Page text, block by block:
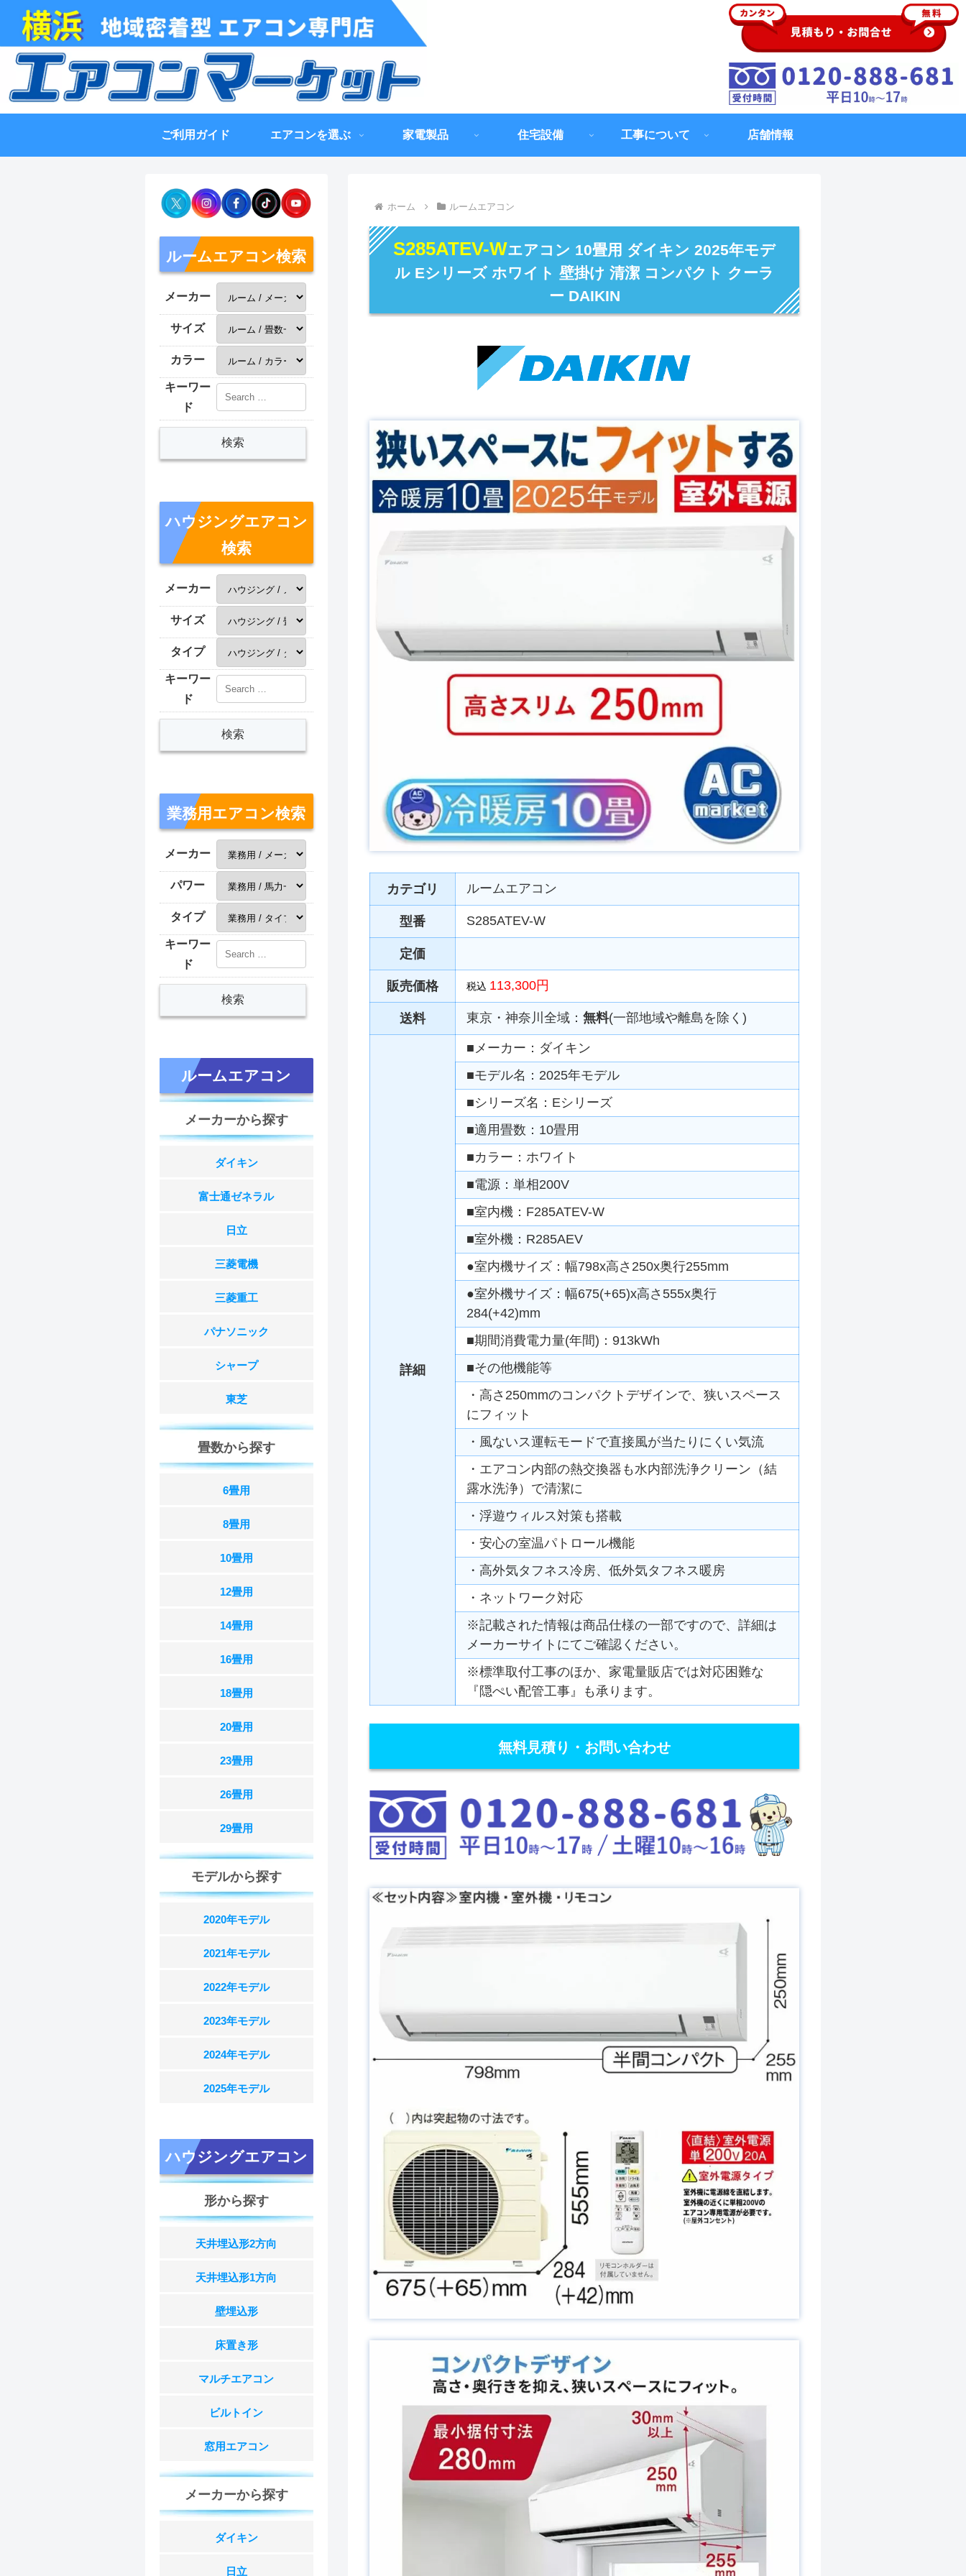
ご利用ガイド エアコンを選ぶ 家電製品 住宅設備 工事について 店舗情報
ホーム ルームエアコン
S285ATEV-Wエアコン 10畳用 ダイキン 2025年モデ
ル Eシリーズ ホワイト 壁掛け 清潔 コンパクト クーラ
ー DAIKIN
カテゴリ ルームエアコン
型番 S285ATEV-W
定価
販売価格 税込 113,300円
送料 東京・神奈川全域： 無料(一部地域や離島を除く)
詳細
■メーカー：ダイキン
■モデル名：2025年モデル
■シリーズ名：Eシリーズ
■適用畳数：10畳用
■カラー：ホワイト
■電源：単相200V
■室内機：F285ATEV-W
■室外機：R285AEV
●室内機サイズ：幅798x高さ250x奥行255mm
●室外機サイズ：幅675(+65)x高さ555x奥行
284(+42)mm
■期間消費電力量(年間)：913kWh
■その他機能等
・高さ250mmのコンパクトデザインで、狭いスペース
にフィット
・風ないス運転モードで直接風が当たりにくい気流
・エアコン内部の熱交換器も水内部洗浄クリーン（結
露水洗浄）で清潔に
・浮遊ウィルス対策も搭載
・安心の室温パトロール機能
・高外気タフネス冷房、低外気タフネス暖房
・ネットワーク対応
※記載された情報は商品仕様の一部ですので、詳細は
メーカーサイトにてご確認ください。
※標準取付工事のほか、家電量販店では対応困難な
『隠ぺい配管工事』も承ります。
無料見積り・お問い合わせ
ルームエアコン検索
メーカー
サイズ
カラー
キーワー
ド
ハウジングエアコン
検索
メーカー
サイズ
タイプ
キーワー
ド
業務用エアコン検索
メーカー
パワー
タイプ
キーワー
ド
ルームエアコン
メーカーから探す
ダイキン
富士通ゼネラル
日立
三菱電機
三菱重工
パナソニック
シャープ
東芝
畳数から探す
6畳用
8畳用
10畳用
12畳用
14畳用
16畳用
18畳用
20畳用
23畳用
26畳用
29畳用
モデルから探す
2020年モデル
2021年モデル
2022年モデル
2023年モデル
2024年モデル
2025年モデル
ハウジングエアコン
形から探す
天井埋込形2方向
天井埋込形1方向
壁埋込形
床置き形
マルチエアコン
ビルトイン
窓用エアコン
メーカーから探す
ダイキン
日立